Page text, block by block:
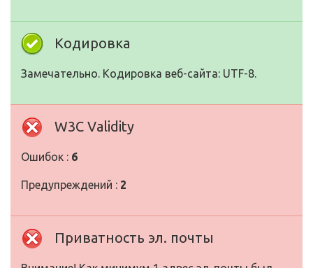
Кодировка
Замечательно. Кодировка веб-сайта: UTF-8.
W3C Validity
Ошибок : 6
Предупреждений : 2
Приватность эл. почты